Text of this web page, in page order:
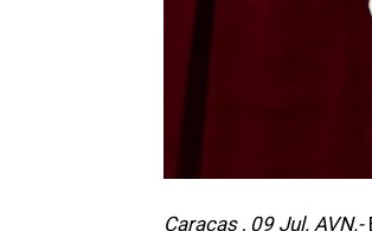
Caracas , 09 Jul. AVN.-